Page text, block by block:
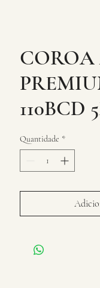
110BCD
Quantidade *